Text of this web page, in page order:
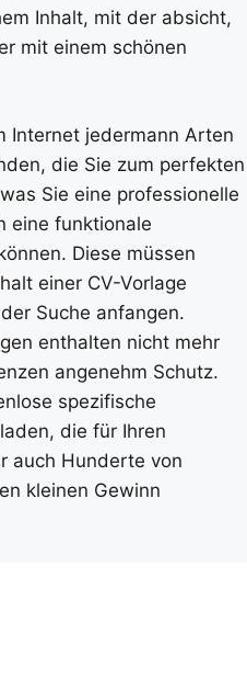
Inhalt, mit der absicht,
mit einem schönen
Internet jedermann Arten
die Sie zum perfekten
Sie eine professionelle
eine funktionale
Diese müssen
einer CV-Vorlage
Suche anfangen.
enthalten nicht mehr
angenehm Schutz.
spezifische
die für Ihren
auch Hunderte von
kleinen Gewinn